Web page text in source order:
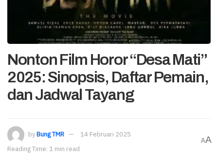
Nonton Film Horor “Desa Mati”
2025: Sinopsis, Daftar Pemain,
dan Jadwal Tayang
byBung TMR
14 Februari 2025
Reading Time: 1 min read
AA